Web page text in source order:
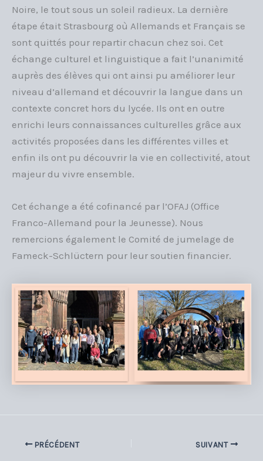
Noire, le tout sous un soleil radieux. La dernière
étape était Strasbourg où Allemands et Français se
sont quittés pour repartir chacun chez soi. Cet
échange culturel et linguistique a fait l’unanimité
auprès des élèves qui ont ainsi pu améliorer leur
niveau d’allemand et découvrir la langue dans un
contexte concret hors du lycée. Ils ont en outre
enrichi leurs connaissances culturelles grâce aux
activités proposées dans les différentes villes et
enfin ils ont pu découvrir la vie en collectivité, atout
majeur du vivre ensemble.
Cet échange a été cofinancé par l’OFAJ (Office
Franco-Allemand pour la Jeunesse). Nous
remercions également le Comité de jumelage de
Fameck-Schlüctern pour leur soutien financier.
PRÉCÉDENT SUIVANT